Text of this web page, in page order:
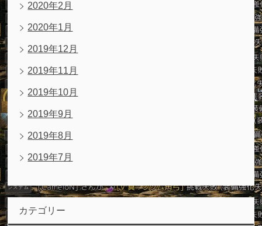
2020年2月
2020年1月
2019年12月
2019年11月
2019年10月
2019年9月
2019年8月
2019年7月
カテゴリー